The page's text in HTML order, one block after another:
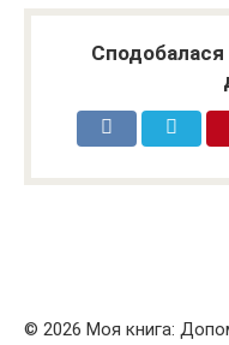
Сподобалася
© 2026 Моя книга: